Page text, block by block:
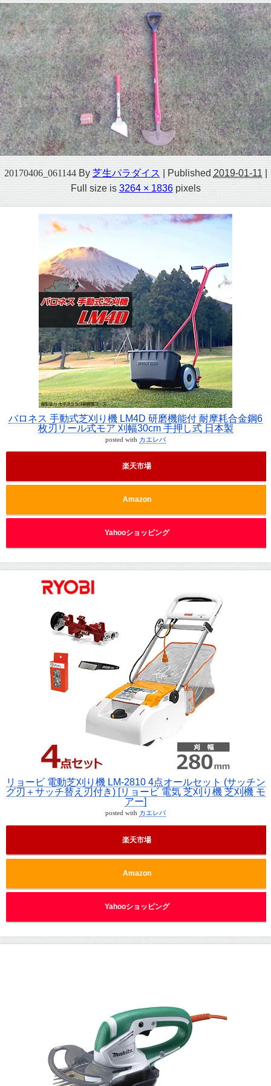
20170406_061144 By 芝生パラダイス Published 2019-01-11
Full size is 3264 × 1836pixels
バロネス 手動式芝刈り機 LM4D 研磨機能付 耐摩耗合金鋼6
枚刃リール式モア 刈幅30cm 手押し式 日本製
posted with カエレバ
楽天市場
Amazon
Yahooショッピング
リョービ 電動芝刈り機 LM-2810 4点オールセット (サッチン
グ刃＋サッチ替え刃付き) [リョービ 電気 芝刈り機 芝刈機 モ
アー]
posted with カエレバ
楽天市場
Amazon
Yahooショッピング